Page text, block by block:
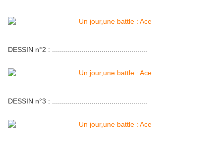
DESSIN n°2 : ................................................
DESSIN n°3 : ................................................